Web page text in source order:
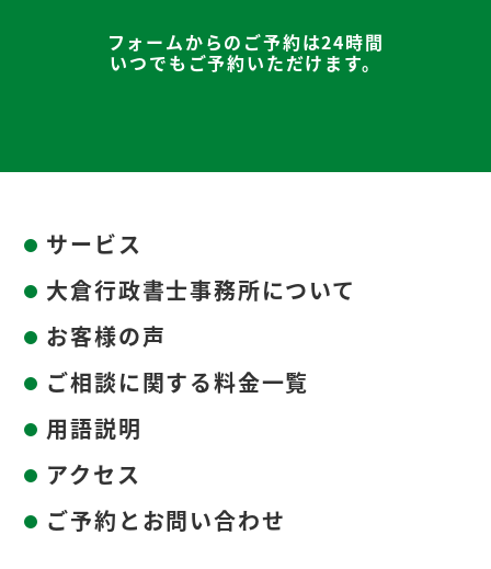
フォームからのご予約は24時間
いつでもご予約いただけます。
サービス
大倉行政書士事務所について
お客様の声
ご相談に関する料金一覧
用語説明
アクセス
ご予約とお問い合わせ